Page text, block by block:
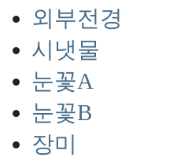
외부전경
시냇물
눈꽃A
눈꽃B
장미